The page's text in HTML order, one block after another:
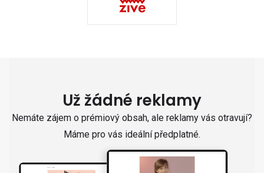
Už žádné reklamy
Nemáte zájem o prémiový obsah, ale reklamy vás otravují?
Máme pro vás ideální předplatné.